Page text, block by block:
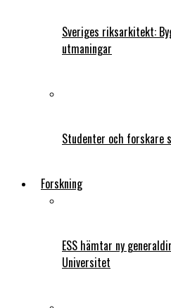
Sveriges riksarkitekt:
utmaningar
Studenter och forskare
Forskning
ESS hämtar ny
Universitet